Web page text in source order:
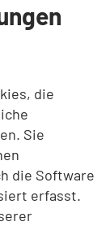
die
Sie
die Software
erfasst.